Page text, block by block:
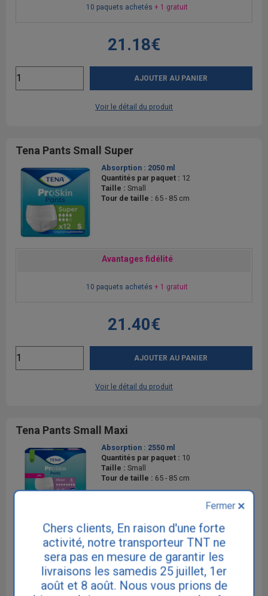
10 paquets achetés + 1 gratuit
21.18€
AJOUTER AU PANIER
Voir le détail du produit
Tena Pants Small Super
Absorption : 2050 ml
Quantités par paquet : 12
Taille : Small
Tour de taille : 65 - 85 cm
Avantages fidélité
10 paquets achetés + 1 gratuit
21.40€
AJOUTER AU PANIER
Voir le détail du produit
Tena Pants Small Maxi
Absorption : 2550 ml
Quantités par paquet : 10
Taille : Small
Tour de taille : 65 - 85 cm
Avantages fidélité
10 paquets achetés + 1 gratuit
Chers clients, En raison d'une forte
activité, notre transporteur TNT ne
sera pas en mesure de garantir les
livraisons les samedis 25 juillet, 1er
août et 8 août. Nous vous prions de
Fermer